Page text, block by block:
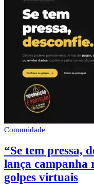
Comunidade
“Se tem pressa,
lança campanha
golpes virtuais